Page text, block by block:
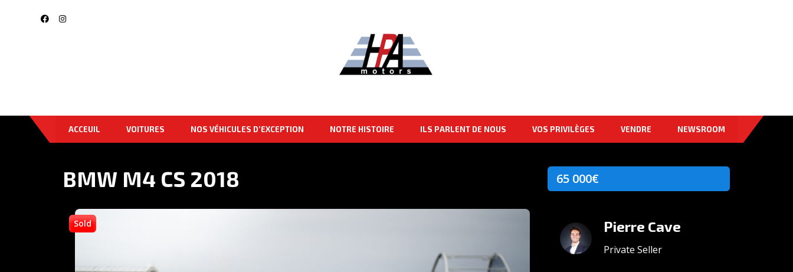
ACCEUIL VOITURES NOS VÉHICULES D’EXCEPTION NOTRE HISTOIRE ILS PARLENT DE NOUS VOS PRIVILÈGES VENDRE NEWSROOM
BMW M4 CS 2018 65 000€
Sold Pierre Cave
Private Seller